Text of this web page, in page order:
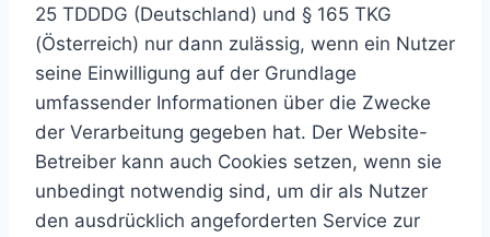
25 TDDDG (Deutschland) und § 165 TKG
(Österreich) nur dann zulässig, wenn ein Nutzer
seine Einwilligung auf der Grundlage
umfassender Informationen über die Zwecke
der Verarbeitung gegeben hat. Der Website-
Betreiber kann auch Cookies setzen, wenn sie
unbedingt notwendig sind, um dir als Nutzer
den ausdrücklich angeforderten Service zur